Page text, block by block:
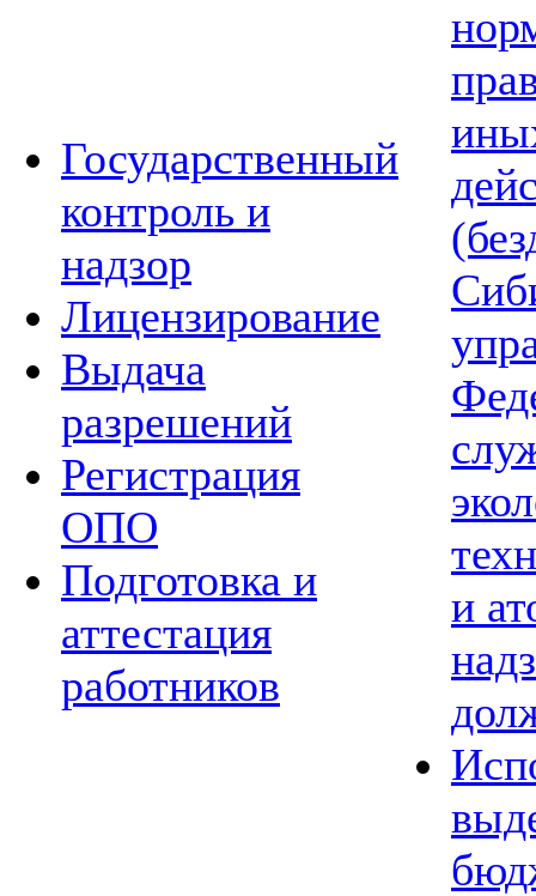
Государственный
контроль и
надзор
Лицензирование
Выдача
разрешений
Регистрация
ОПО
Подготовка и
аттестация
работников
и